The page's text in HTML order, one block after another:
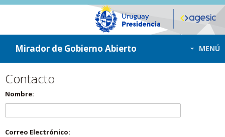
ir a contenido
ir al menú
Mirador de Gobierno Abierto MENÚ
Contacto
Nombre:
Correo Electrónico: